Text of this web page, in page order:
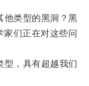
类型的黑洞？黑
家们正在对这些问
，具有超越我们